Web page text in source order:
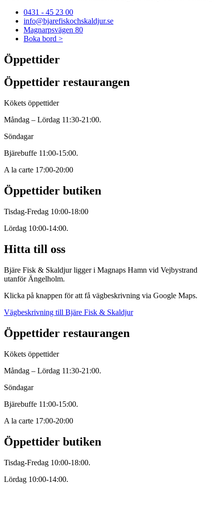
0431 - 45 23 00
info@bjarefiskochskaldjur.se
Magnarpsvägen 80
Boka bord >
Öppettider
Öppettider restaurangen
Kökets öppettider
Måndag – Lördag 11:30-21:00.
Söndagar
Bjärebuffe 11:00-15:00.
A la carte 17:00-20:00
Öppettider butiken
Tisdag-Fredag 10:00-18:00
Lördag 10:00-14:00.
Hitta till oss
Bjäre Fisk & Skaldjur ligger i Magnaps Hamn vid Vejbystrand
utanför Ängelholm.
Klicka på knappen för att få vägbeskrivning via Google Maps.
Vägbeskrivning till Bjäre Fisk & Skaldjur
Öppettider restaurangen
Kökets öppettider
Måndag – Lördag 11:30-21:00.
Söndagar
Bjärebuffe 11:00-15:00.
A la carte 17:00-20:00
Öppettider butiken
Tisdag-Fredag 10:00-18:00.
Lördag 10:00-14:00.